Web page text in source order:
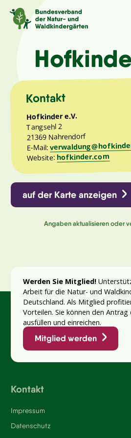
Sprache/Language
Aktuelles
Über uns
Kindergärten
Angebote
Kontakt
Kontakt
Hofkinder e.V.
Tangsehl 2
21369 Nahrendorf
E-Mail:
Website: hofkinder.com
auf der Karte anzeigen
Angaben aktualisieren oder
Werden Sie Mitglied!
Arbeit für die Natur- und
Deutschland. Als Mitglied
Vorteilen. Sie können den Antrag
ausfüllen und einreichen.
Mitglied werden
Kontakt
Impressum
Datenschutz